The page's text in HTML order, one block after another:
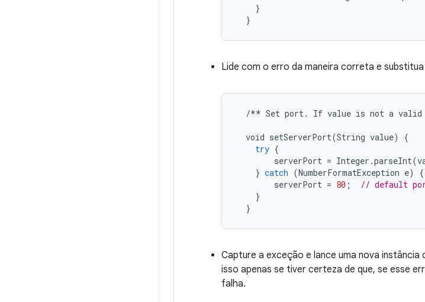
    }
  }
Lide com o erro da maneira correta e
/** Set port. If value is not a valid
void setServerPort(String value)
{
try {
serverPort = Integer .parseInt(
} catch (NumberFormatException e)
{
serverPort = 80 ;
// default
}
}
Capture a exceção e lance uma nova instância
isso apenas se tiver certeza de que, se esse
falha.